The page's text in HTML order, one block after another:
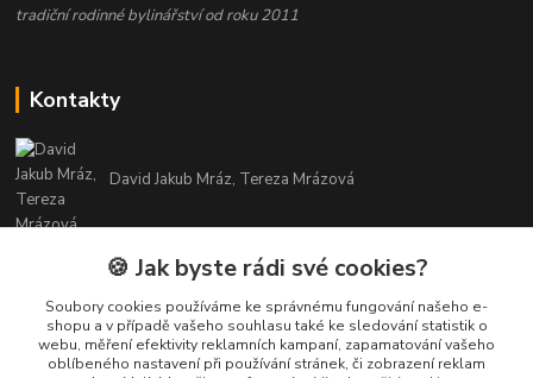
tradiční rodinné bylinářství od roku 2011
Kontakty
David Jakub Mráz, Tereza Mrázová
info@bylinky-maya.cz
🍪 Jak byste rádi své cookies?
Soubory cookies používáme ke správnému fungování našeho e-
shopu a v případě vašeho souhlasu také ke sledování statistik o
webu, měření efektivity reklamních kampaní, zapamatování vašeho
oblíbeného nastavení při používání stránek, či zobrazení reklam